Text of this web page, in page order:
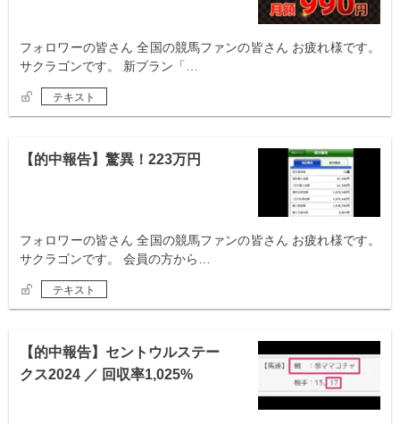
フォロワーの皆さん 全国の競馬ファンの皆さん お疲れ様です。
サクラゴンです。 新プラン「…
テキスト
【的中報告】驚異！223万円
フォロワーの皆さん 全国の競馬ファンの皆さん お疲れ様です。
サクラゴンです。 会員の方から…
テキスト
【的中報告】セントウルステー
クス2024 ／ 回収率1,025%